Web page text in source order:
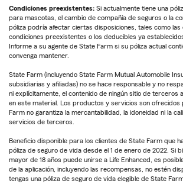
Condiciones preexistentes: Si actualmente tiene una
para mascotas, el cambio de compañía de seguros o la
póliza podría afectar ciertas disposiciones, tales como
condiciones preexistentes o los deducibles ya
Informe a su agente de State Farm si su póliza actual
convenga mantener.
State Farm (incluyendo State Farm Mutual Automobile
subsidiarias y afiliadas) no se hace responsable y no
ni explícitamente, el contenido de ningún sitio de terceros
en este material. Los productos y servicios son
Farm no garantiza la mercantabilidad, la idoneidad ni la
servicios de terceros.
Beneficio disponible para los clientes de State Farm que
póliza de seguro de vida desde el 1 de enero de 2022. Si
mayor de 18 años puede unirse a Life Enhanced, es
de la aplicación, incluyendo las recompensas, no estén
tengas una póliza de seguro de vida elegible de State